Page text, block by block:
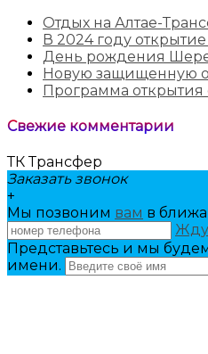
Отдых на Алтае-
В 2024 году
День рождения
Новую защищенную
Программа
Свежие комментарии
ТК Трансфер
Заказать звонок
+
Мы позвоним вам в
Жду
Представьтесь и мы
имени.